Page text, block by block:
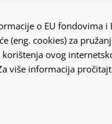
Predstavništvo
o EU fondovima i
(eng. cookies) za
ovog
više informacija